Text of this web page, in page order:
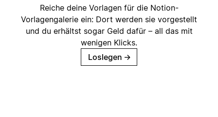
Reiche deine Vorlagen für die Notion-
Vorlagengalerie ein: Dort werden sie vorgestellt
und du erhältst sogar Geld dafür – all das mit
wenigen Klicks.
Loslegen →